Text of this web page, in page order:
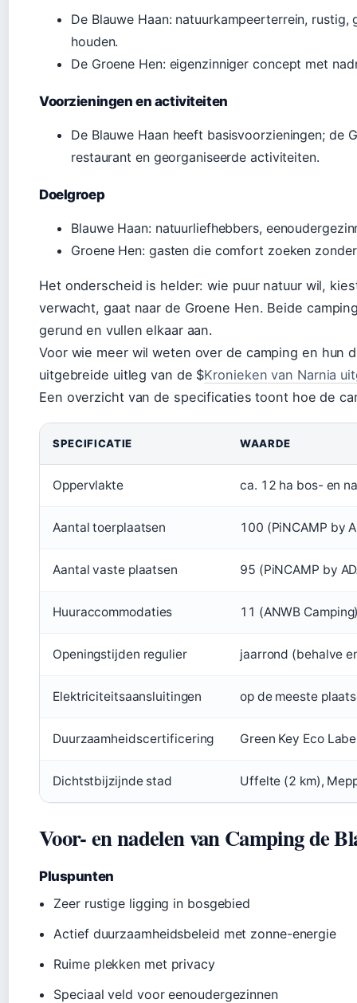
De Blauwe Haan: natuurkampeerterrein,
houden.
De Groene Hen: eigenzinniger concept met
Voorzieningen en activiteiten
De Blauwe Haan heeft basisvoorzieningen; de
restaurant en georganiseerde activiteiten.
Doelgroep
Blauwe Haan: natuurliefhebbers,
Groene Hen: gasten die comfort zoeken
Het onderscheid is helder: wie puur natuur wil,
verwacht, gaat naar de Groene Hen. Beide
gerund en vullen elkaar aan.
Voor wie meer wil weten over de camping en hun
uitgebreide uitleg van de $Kronieken van Narnia
Een overzicht van de specificaties toont hoe de
SPECIFICATIE WAARDE
Oppervlakte ca. 12 ha bos- en
Aantal toerplaatsen 100 (PiNCAMP by
Aantal vaste plaatsen 95 (PiNCAMP by
Huuraccommodaties 11 (ANWB
Openingstijden regulier jaarrond (behalve
Elektriciteitsaansluitingen op de meeste
Duurzaamheidscertificering Green Key Eco
Dichtstbijzijnde stad Uffelte (2 km),
Voor- en nadelen van Camping de
Pluspunten
Zeer rustige ligging in bosgebied
Actief duurzaamheidsbeleid met zonne-energie
Ruime plekken met privacy
Speciaal veld voor eenoudergezinnen